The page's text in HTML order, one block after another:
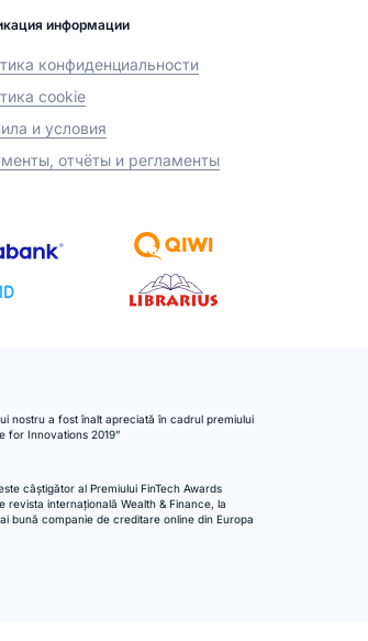
информации
конфиденциальности
cookie
и условия
отчёты и регламенты
nostru a fost înalt apreciată în cadrul premiului
for Innovations 2019”
câștigător al Premiului FinTech Awards
revista internațională Wealth & Finance, la
bună companie de creditare online din Europa